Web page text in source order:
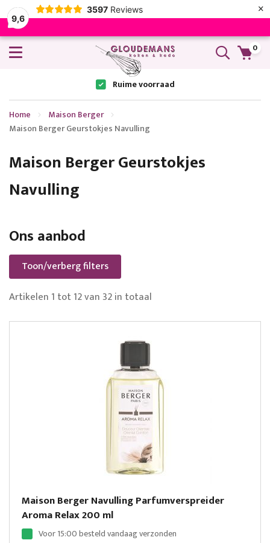
9,6
3597 Reviews ×
0
Ruime voorraad
Home
Maison Berger
Maison Berger Geurstokjes Navulling
Maison Berger Geurstokjes
Navulling
Ons aanbod
Toon/verberg filters
Artikelen 1 tot12van 32in totaal
Maison Berger Navulling Parfumverspreider
Aroma Relax 200 ml
Voor 15:00 besteld vandaag verzonden